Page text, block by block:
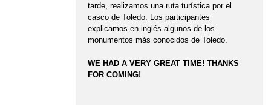
tarde, realizamos una ruta turística por el
casco de Toledo. Los participantes
explicamos en inglés algunos de los
monumentos más conocidos de Toledo.
WE HAD A VERY GREAT TIME! THANKS
FOR COMING!